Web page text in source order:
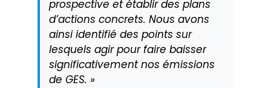
prospective et établir des plans
d’actions concrets. Nous avons
ainsi identifié des points sur
lesquels agir pour faire baisser
significativement nos émissions
de GES. »